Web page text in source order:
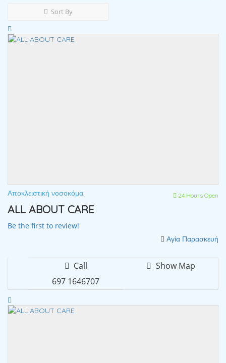
Sort By
Αποκλειστική νοσοκόμα 24 Hours Open
ALL ABOUT CARE
Be the first to review!
Αγία Παρασκευή
Call
697 1646707
Show Map